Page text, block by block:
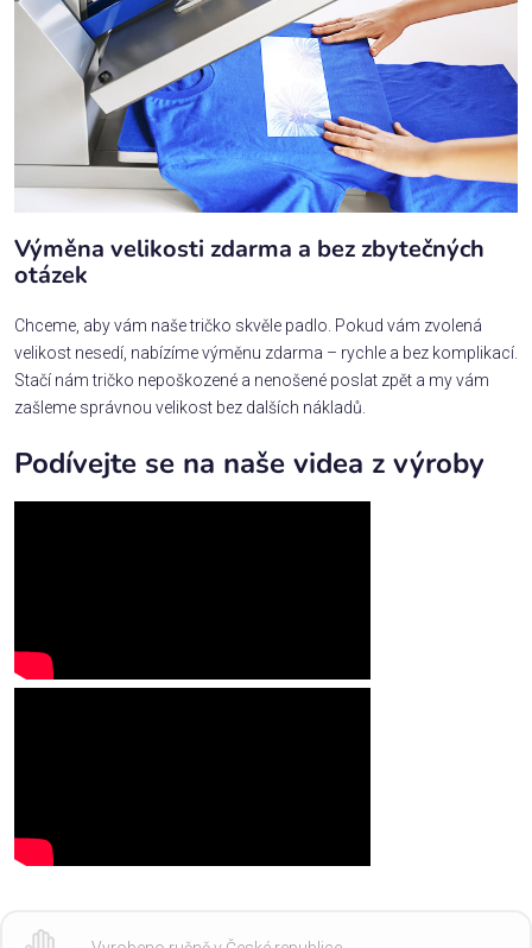
Výměna velikosti zdarma a bez zbytečných
otázek
Chceme, aby vám naše tričko skvěle padlo. Pokud vám zvolená
velikost nesedí, nabízíme výměnu zdarma – rychle a bez komplikací.
Stačí nám tričko nepoškozené a nenošené poslat zpět a my vám
zašleme správnou velikost bez dalších nákladů.
Podívejte se na naše videa z výroby